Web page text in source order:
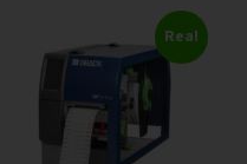
Rea!